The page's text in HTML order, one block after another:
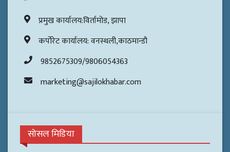
प्रमुख कार्यालय:विर्तामोड, झापा
कर्पोरेट कार्यालय: वनस्थली,काठमान्डौ
9852675309/9806054363
marketing@sajilokhabar.com
सोसल मिडिया